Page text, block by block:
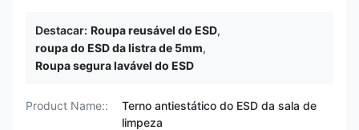
Destacar: Roupa reusável do ESD,
roupa do ESD da listra de 5mm,
Roupa segura lavável do ESD
Product Name::
Terno antiestático do ESD da sala de
limpeza